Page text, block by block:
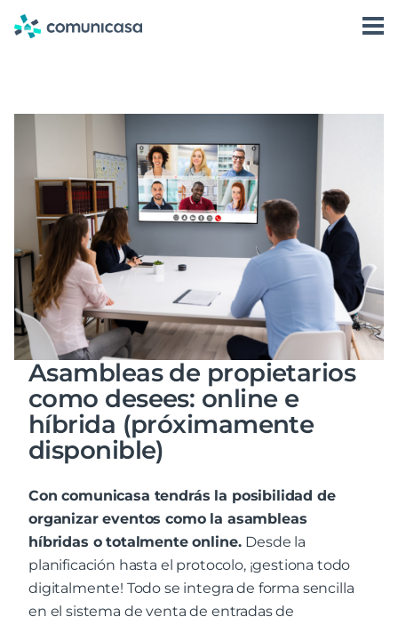
Skip
Asambleas de propietarios
como desees: online e
híbrida (próximamente
disponible)
Con comunicasa tendrás la posibilidad de
organizar eventos como la asambleas
híbridas o totalmente online. Desde la
planificación hasta el protocolo, ¡gestiona todo
digitalmente! Todo se integra de forma sencilla
en el sistema de venta de entradas de